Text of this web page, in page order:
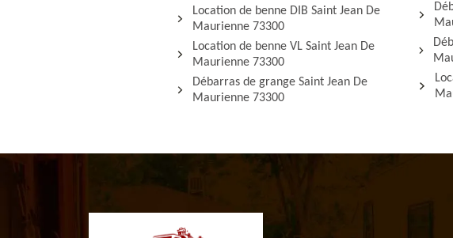
Location de benne DIB Saint Jean De
Maurienne 73300
Location de benne VL Saint Jean De
Maurienne 73300
Débarras de grange Saint Jean De
Maurienne 73300